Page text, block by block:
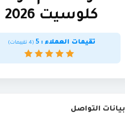
كلوسيت 2026
تقيمات العملاء :5
(
4 تقييمات)
بيانات التواصل